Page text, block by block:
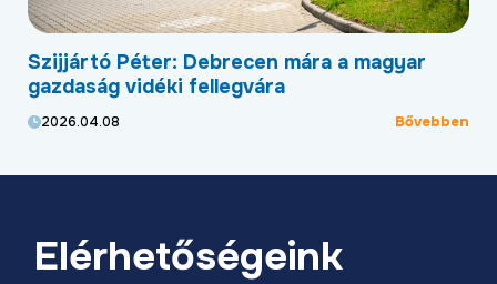
Új programmal segíti az EDC Debrecen a
helyi kkv-szektor külpiacra lépését
2026.04.01 Bővebben
Elérhetőségeink